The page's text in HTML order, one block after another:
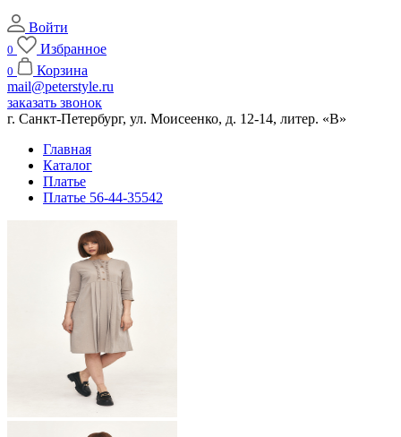
Войти
0 Избранное
0
Корзина
mail@peterstyle.ru
заказать звонок
г. Санкт-Петербург, ул. Моисеенко, д. 12-14, литер. «В»
Главная
Каталог
Платье
Платье 56-44-35542